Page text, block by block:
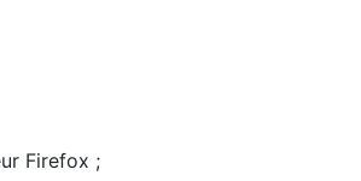
Firefox ;